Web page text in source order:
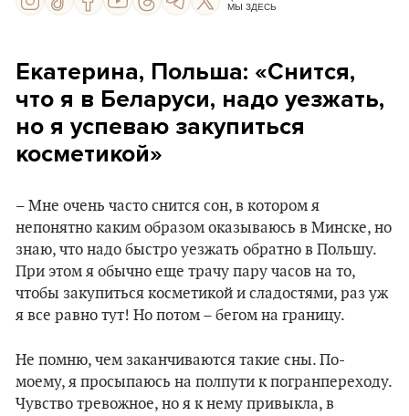
МЫ ЗДЕСЬ
Екатерина, Польша: «Снится,
что я в Беларуси, надо уезжать,
но я успеваю закупиться
косметикой»
– Мне очень часто снится сон, в котором я
непонятно каким образом оказываюсь в Минске, но
знаю, что надо быстро уезжать обратно в Польшу.
При этом я обычно еще трачу пару часов на то,
чтобы закупиться косметикой и сладостями, раз уж
я все равно тут! Но потом – бегом на границу.
Не помню, чем заканчиваются такие сны. По-
моему, я просыпаюсь на полпути к погранпереходу.
Чувство тревожное, но я к нему привыкла, в